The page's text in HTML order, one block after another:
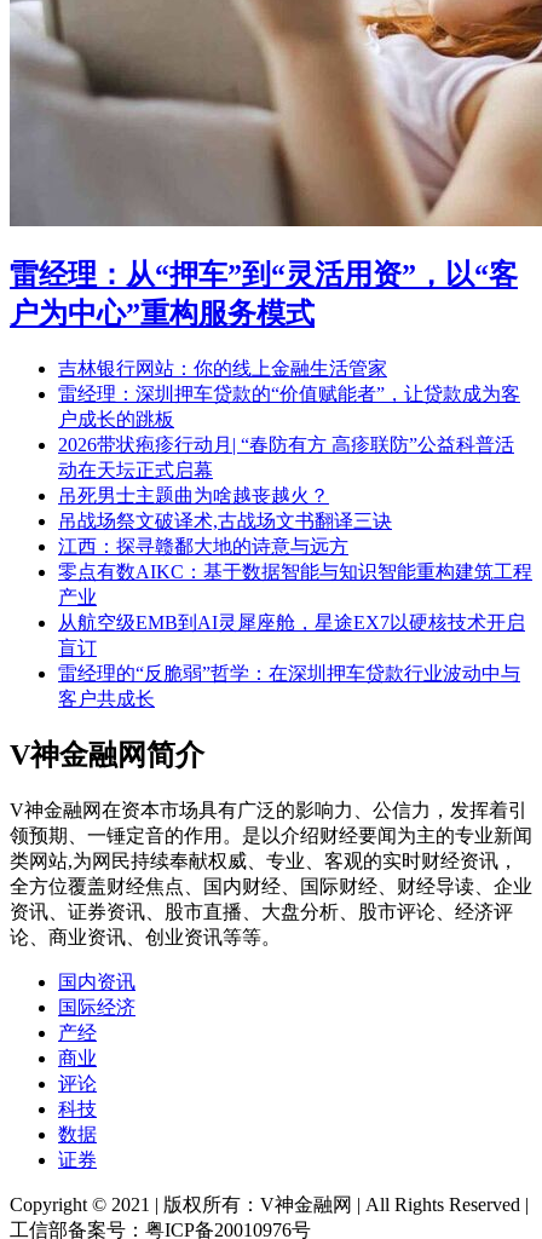
雷经理：从“押车”到“灵活用资”，以“客
户为中心”重构服务模式
吉林银行网站：你的线上金融生活管家
雷经理：深圳押车贷款的“价值赋能者”，让贷款成为客
户成长的跳板
2026带状疱疹行动月| “春防有方 高疹联防”公益科普活
动在天坛正式启幕
吊死男士主题曲为啥越丧越火？
吊战场祭文破译术,古战场文书翻译三诀
江西：探寻赣鄱大地的诗意与远方
零点有数AIKC：基于数据智能与知识智能重构建筑工程
产业
从航空级EMB到AI灵犀座舱，星途EX7以硬核技术开启
盲订
雷经理的“反脆弱”哲学：在深圳押车贷款行业波动中与
客户共成长
V神金融网简介
V神金融网在资本市场具有广泛的影响力、公信力，发挥着引
领预期、一锤定音的作用。是以介绍财经要闻为主的专业新闻
类网站,为网民持续奉献权威、专业、客观的实时财经资讯，
全方位覆盖财经焦点、国内财经、国际财经、财经导读、企业
资讯、证券资讯、股市直播、大盘分析、股市评论、经济评
论、商业资讯、创业资讯等等。
国内资讯
国际经济
产经
商业
评论
科技
数据
证券
Copyright © 2021 | 版权所有：V神金融网 | All Rights Reserved |
工信部备案号：粤ICP备20010976号